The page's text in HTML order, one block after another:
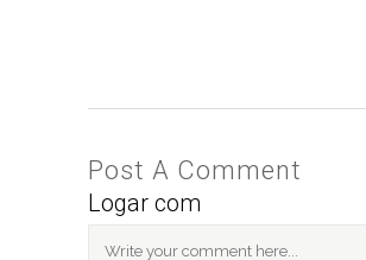
Post A Comment
Logar com